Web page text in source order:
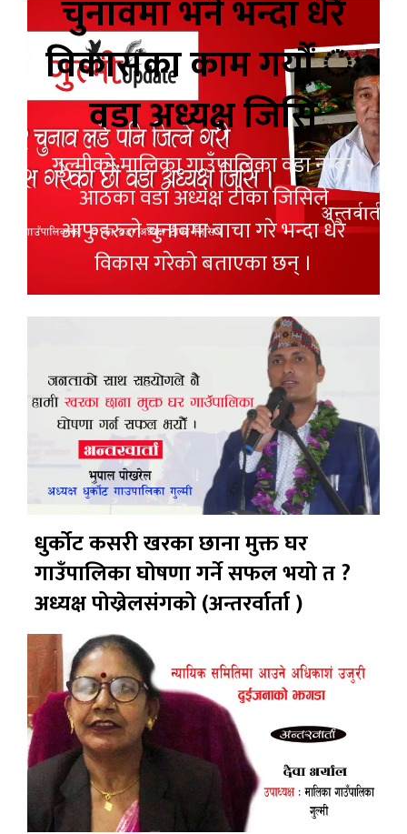
चुनावमा भने भन्दा धेरै
विकासका काम गर्यौं ः
वडा अध्यक्ष जिसि
गुल्मीको मालिका गाउँपालिका वडा नम्वर
आठका वडा अध्यक्ष टीका जिसिले
आफुहरुले चुनावमा बाचा गरे भन्दा धेरै
विकास गरेको बताएका छन् ।
धुर्कोट कसरी खरका छाना मुक्त घर
गाउँपालिका घोषणा गर्ने सफल भयो त ?
अध्यक्ष पोख्रेलसंगको (अन्तरर्वार्ता )